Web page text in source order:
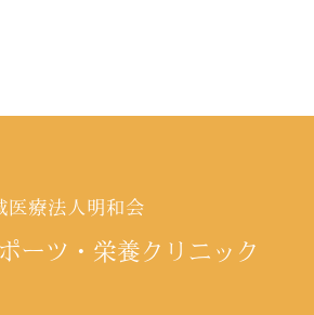
医療法人明和会
ーツ・栄養クリニック